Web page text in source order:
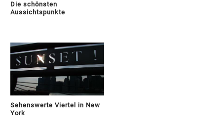
Die schönsten
Aussichtspunkte
Sehenswerte Viertel in New
York